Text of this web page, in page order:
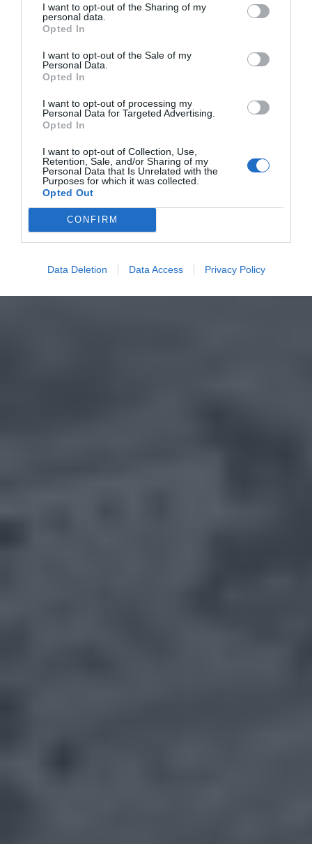
I want to opt-out of the Sharing of my
personal data.
Opted In
I want to opt-out of the Sale of my
Personal Data.
Opted In
I want to opt-out of processing my
Personal Data for Targeted Advertising.
Opted In
I want to opt-out of Collection, Use,
Retention, Sale, and/or Sharing of my
Personal Data that Is Unrelated with the
Purposes for which it was collected.
Opted Out
CONFIRM
Data Deletion Data Access Privacy Policy